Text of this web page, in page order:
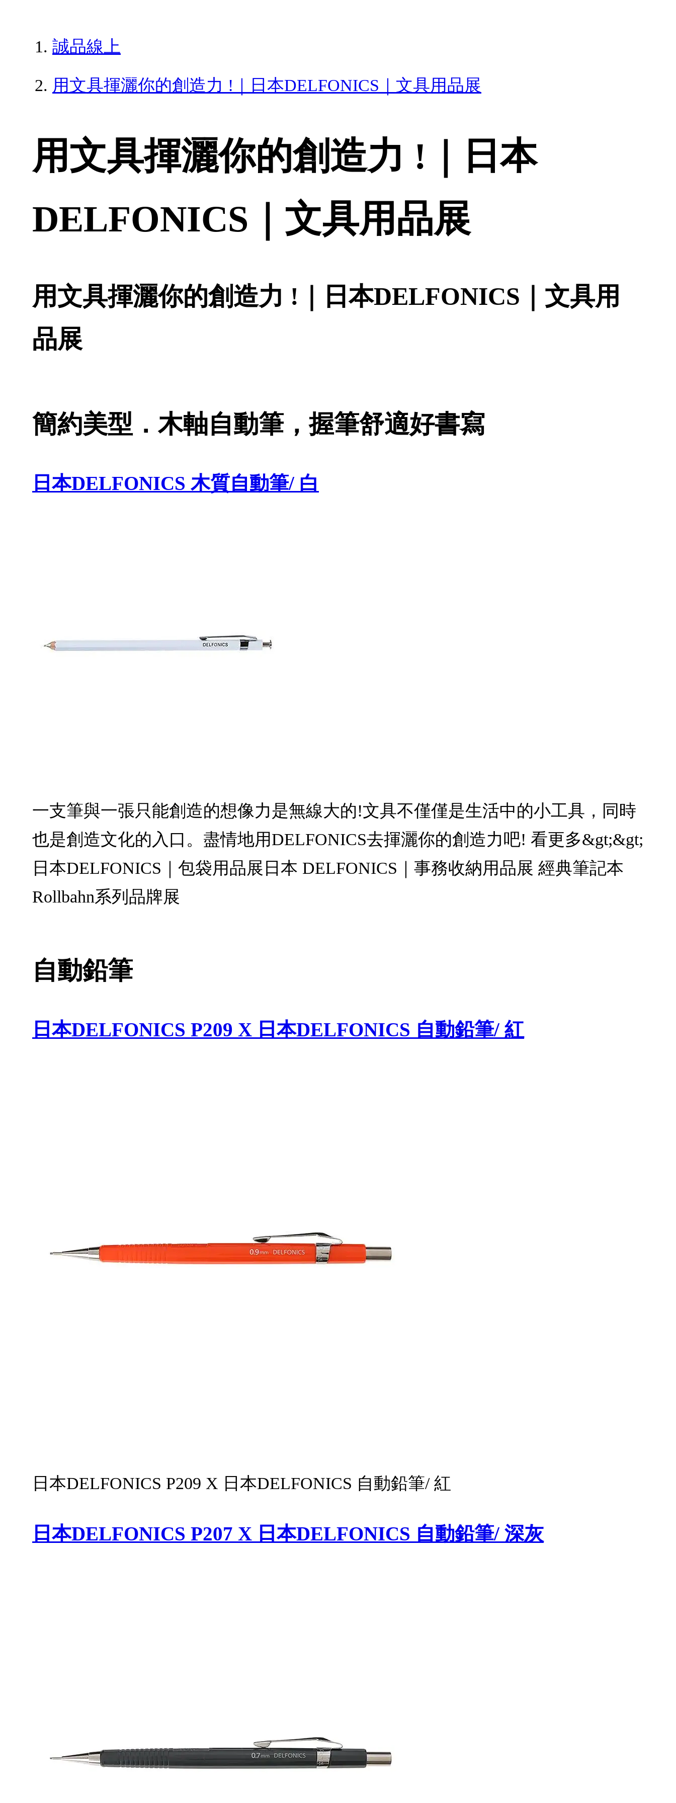
誠品線上
用文具揮灑你的創造力 !｜日本DELFONICS｜文具用品展
用文具揮灑你的創造力 !｜日本
DELFONICS｜文具用品展
用文具揮灑你的創造力 !｜日本DELFONICS｜文具用
品展
簡約美型．木軸自動筆，握筆舒適好書寫
日本DELFONICS 木質自動筆/ 白
一支筆與一張只能創造的想像力是無線大的!文具不僅僅是生活中的小工具，同時
也是創造文化的入口。盡情地用DELFONICS去揮灑你的創造力吧! 看更多&gt;&gt;
日本DELFONICS｜包袋用品展日本 DELFONICS｜事務收納用品展 經典筆記本
Rollbahn系列品牌展
自動鉛筆
日本DELFONICS P209 X 日本DELFONICS 自動鉛筆/ 紅
日本DELFONICS P209 X 日本DELFONICS 自動鉛筆/ 紅
日本DELFONICS P207 X 日本DELFONICS 自動鉛筆/ 深灰